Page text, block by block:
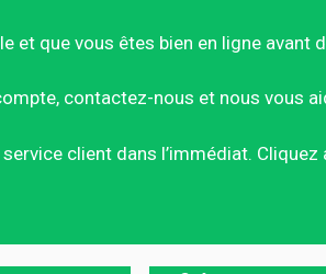
que vous êtes bien en ligne avant
contactez-nous et nous vous
client dans l’immédiat.